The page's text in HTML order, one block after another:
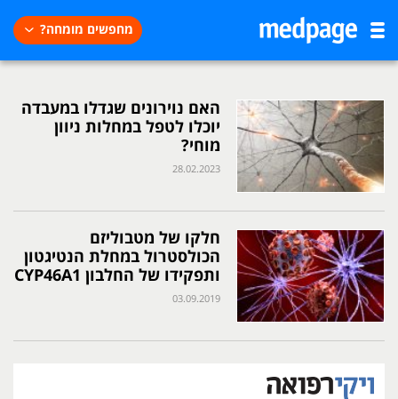
מחפשים מומחה?
האם נוירונים שגדלו במעבדה
יוכלו לטפל במחלות ניוון
מוחי?
28.02.2023
חלקו של מטבוליזם
הכולסטרול במחלת הנטיגטון
ותפקידו של החלבון CYP46A1
03.09.2019